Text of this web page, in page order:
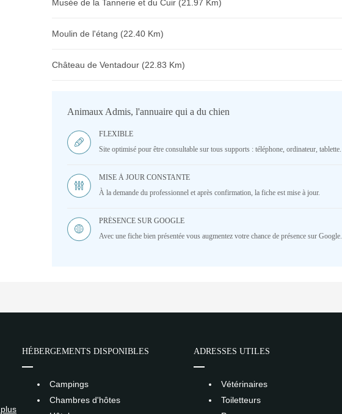
Musée de la Tannerie et du Cuir (21.97 Km)
Moulin de l'étang (22.40 Km)
Château de Ventadour (22.83 Km)
Animaux Admis, l'annuaire qui a du chien
FLEXIBLE
Site optimisé pour être consultable sur tous supports : téléphone, ordinateur, tablette.
MISE À JOUR CONSTANTE
À la demande du professionnel et après confirmation, la fiche est mise à jour.
PRÉSENCE SUR GOOGLE
Avec une fiche bien présentée vous augmentez votre chance de présence sur Google.
HÉBERGEMENTS DISPONIBLES
Campings
Chambres d'hôtes
ADRESSES UTILES
Vétérinaires
Toiletteurs